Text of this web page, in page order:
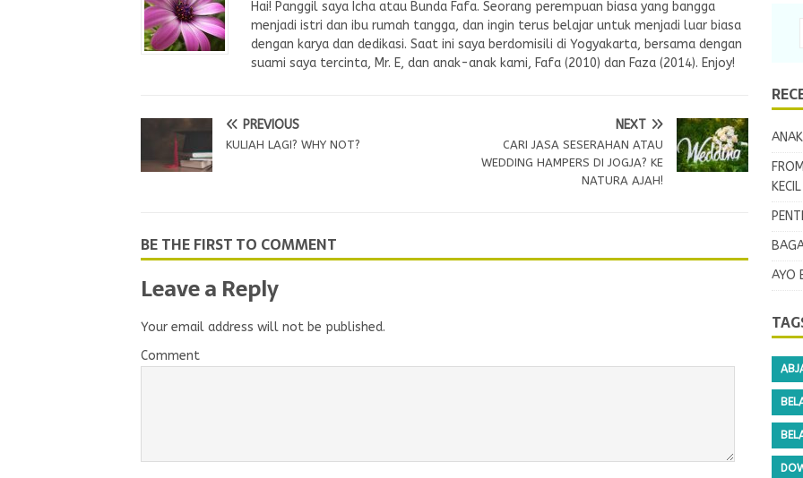
Hai! Panggil saya Icha atau Bunda Fafa. Seorang perempuan biasa yang bangga
menjadi istri dan ibu rumah tangga, dan ingin terus belajar untuk menjadi luar biasa
dengan karya dan dedikasi. Saat ini saya berdomisili di Yogyakarta, bersama dengan
suami saya tercinta, Mr. E, dan anak-anak kami, Fafa (2010) dan Faza (2014). Enjoy!
PREVIOUS
KULIAH LAGI? WHY NOT?
NEXT
CARI JASA SESERAHAN ATAU
WEDDING HAMPERS DI JOGJA? KE
NATURA AJAH!
BE THE FIRST TO COMMENT
Leave a Reply
Your email address will not be published.
Comment
AYO